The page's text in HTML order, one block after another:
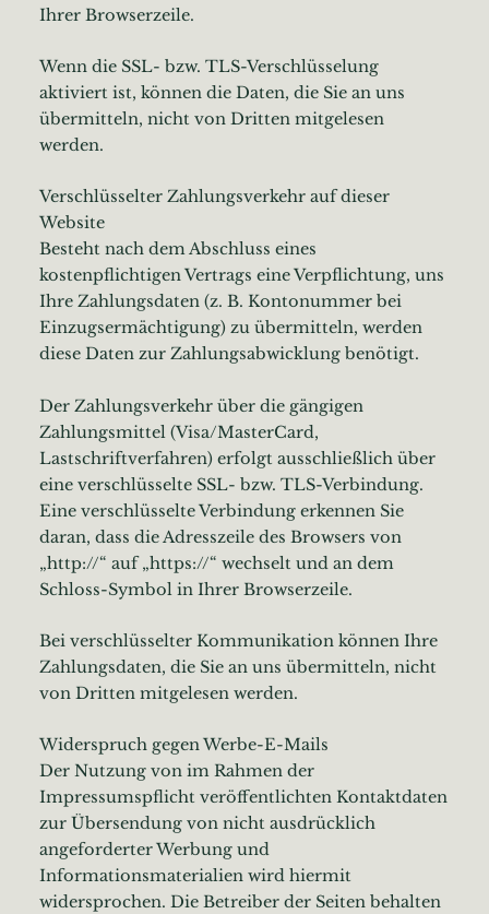
Ihrer Browserzeile.
Wenn die SSL- bzw. TLS-Verschlüsselung
aktiviert ist, können die Daten, die Sie an uns
übermitteln, nicht von Dritten mitgelesen
werden.
Verschlüsselter Zahlungsverkehr auf dieser
Website
Besteht nach dem Abschluss eines
kostenpflichtigen Vertrags eine Verpflichtung, uns
Ihre Zahlungsdaten (z. B. Kontonummer bei
Einzugsermächtigung) zu übermitteln, werden
diese Daten zur Zahlungsabwicklung benötigt.
Der Zahlungsverkehr über die gängigen
Zahlungsmittel (Visa/MasterCard,
Lastschriftverfahren) erfolgt ausschließlich über
eine verschlüsselte SSL- bzw. TLS-Verbindung.
Eine verschlüsselte Verbindung erkennen Sie
daran, dass die Adresszeile des Browsers von
„http://“ auf „https://“ wechselt und an dem
Schloss-Symbol in Ihrer Browserzeile.
Bei verschlüsselter Kommunikation können Ihre
Zahlungsdaten, die Sie an uns übermitteln, nicht
von Dritten mitgelesen werden.
Widerspruch gegen Werbe-E-Mails
Der Nutzung von im Rahmen der
Impressumspflicht veröffentlichten Kontaktdaten
zur Übersendung von nicht ausdrücklich
angeforderter Werbung und
Informationsmaterialien wird hiermit
widersprochen. Die Betreiber der Seiten behalten